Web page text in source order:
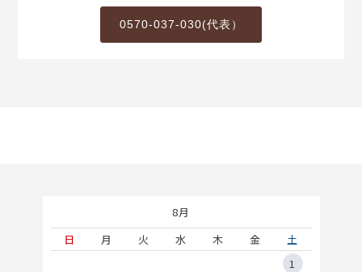
0570-037-030(代表）
8月
日
月 火 水 木 金
土
1